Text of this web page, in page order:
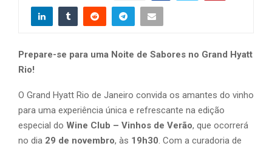
Prepare-se para uma Noite de Sabores no Grand Hyatt
Rio!
O Grand Hyatt Rio de Janeiro convida os amantes do vinho
para uma experiência única e refrescante na edição
especial do Wine Club – Vinhos de Verão, que ocorrerá
no dia 29 de novembro, às 19h30 . Com a curadoria de